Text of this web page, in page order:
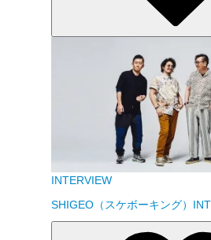
INTERVIEW
SHIGEO（スケボーキング）